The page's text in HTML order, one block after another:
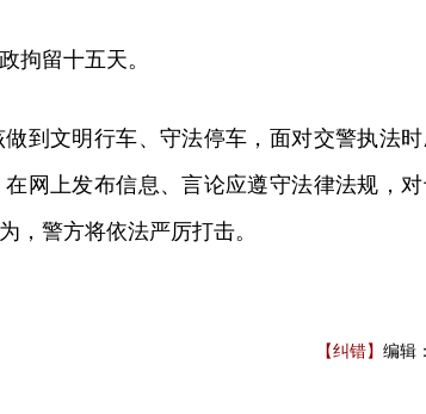
拘留十五天。
到文明行车、守法停车，面对交警执法
网上发布信息、言论应遵守法律法规，
，警方将依法严厉打击。
【纠错】 编辑